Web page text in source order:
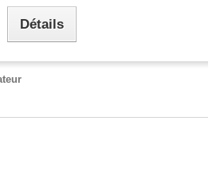
Détails